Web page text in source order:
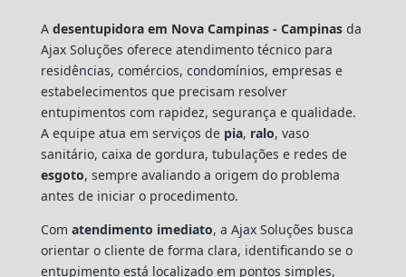
A desentupidora em Nova Campinas - Campinasda
Ajax Soluções oferece atendimento técnico para
residências, comércios, condomínios, empresas e
estabelecimentos que precisam resolver
entupimentos com rapidez, segurança e qualidade.
A equipe atua em serviços de pia, ralo, vaso
sanitário, caixa de gordura, tubulações e redes de
esgoto, sempre avaliando a origem do problema
antes de iniciar o procedimento.
Com atendimento imediato, a Ajax Soluções busca
orientar o cliente de forma clara, identificando se o
entupimento está localizado em pontos simples,